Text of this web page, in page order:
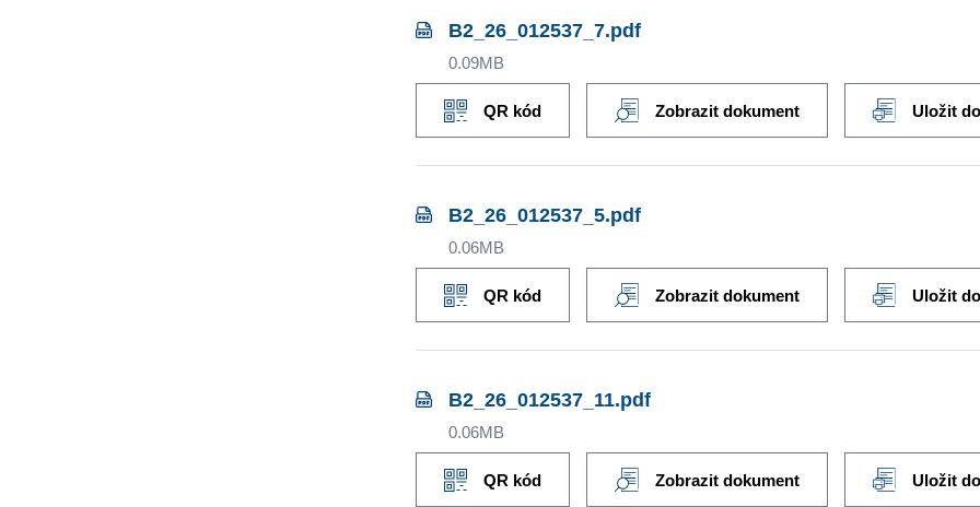
B2_26_012537_7.pdf
0.09MB
QR kód Zobrazit dokument Uložit
B2_26_012537_5.pdf
0.06MB
QR kód Zobrazit dokument Uložit
B2_26_012537_11.pdf
0.06MB
QR kód Zobrazit dokument Uložit